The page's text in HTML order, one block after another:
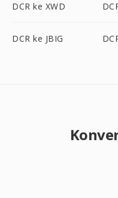
DCR ke XWD
DCR ke JBIG